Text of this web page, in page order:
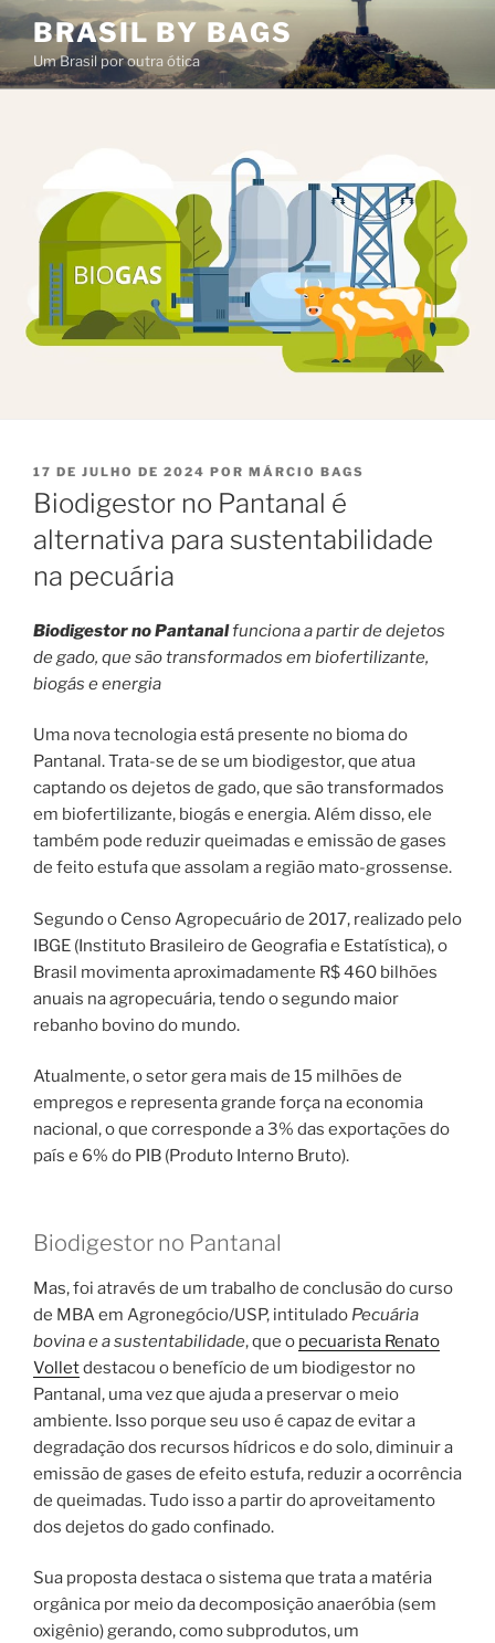
Pular
para
o
conteúdo
BRASIL BY BAGS
Um Brasil por outra ótica
PUBLICADO
EM
17 DE JULHO DE 2024 POR MÁRCIO BAGS
Biodigestor no Pantanal é
alternativa para sustentabilidade
na pecuária
Biodigestor no Pantanalfunciona a partir de dejetos
de gado, que são transformados em biofertilizante,
biogás e energia
Uma nova tecnologia está presente no bioma do
Pantanal. Trata-se de se um biodigestor, que atua
captando os dejetos de gado, que são transformados
em biofertilizante, biogás e energia. Além disso, ele
também pode reduzir queimadas e emissão de gases
de feito estufa que assolam a região mato-grossense.
Segundo o Censo Agropecuário de 2017, realizado pelo
IBGE (Instituto Brasileiro de Geografia e Estatística), o
Brasil movimenta aproximadamente R$ 460 bilhões
anuais na agropecuária, tendo o segundo maior
rebanho bovino do mundo.
Atualmente, o setor gera mais de 15 milhões de
empregos e representa grande força na economia
nacional, o que corresponde a 3% das exportações do
país e 6% do PIB (Produto Interno Bruto).
Biodigestor no Pantanal
Mas, foi através de um trabalho de conclusão do curso
de MBA em Agronegócio/USP, intitulado Pecuária
bovina e a sustentabilidade, que o pecuarista Renato
Volletdestacou o benefício de um biodigestor no
Pantanal, uma vez que ajuda a preservar o meio
ambiente. Isso porque seu uso é capaz de evitar a
degradação dos recursos hídricos e do solo, diminuir a
emissão de gases de efeito estufa, reduzir a ocorrência
de queimadas. Tudo isso a partir do aproveitamento
dos dejetos do gado confinado.
Sua proposta destaca o sistema que trata a matéria
orgânica por meio da decomposição anaeróbia (sem
oxigênio) gerando, como subprodutos, um